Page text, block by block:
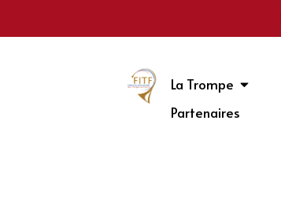
La Trompe
Partenaires